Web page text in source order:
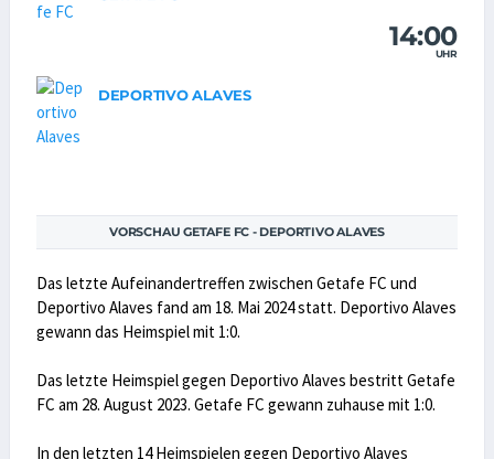
14:00
UHR
DEPORTIVO ALAVES
VORSCHAU GETAFE FC - DEPORTIVO ALAVES
Das letzte Aufeinandertreffen zwischen Getafe FC und
Deportivo Alaves fand am 18. Mai 2024 statt. Deportivo Alaves
gewann das Heimspiel mit 1:0.
Das letzte Heimspiel gegen Deportivo Alaves bestritt Getafe
FC am 28. August 2023. Getafe FC gewann zuhause mit 1:0.
In den letzten 14 Heimspielen gegen Deportivo Alaves